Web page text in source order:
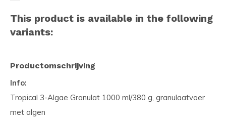
This product is available in the following
variants:
Productomschrijving
Info:
Tropical 3-Algae Granulat 1000 ml/380 g, granulaatvoer
met algen